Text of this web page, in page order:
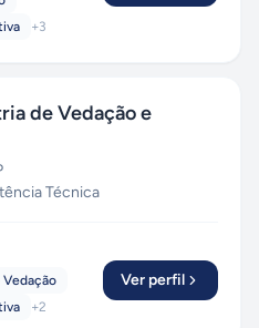
+3
de Vedação e
Técnica
+2
Ver perfil